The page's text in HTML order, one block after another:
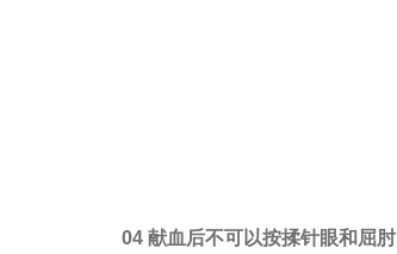
04 献血后不可以按揉针眼和屈肘